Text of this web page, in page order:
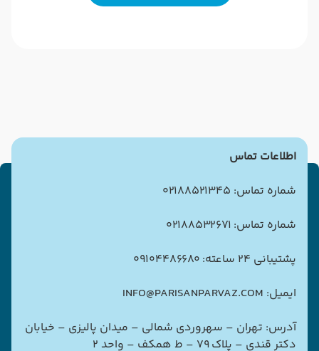
اطلاعات تماس
شماره تماس: 02188521345
شماره تماس: 02188532671
پشتیبانی 24 ساعته: 09104486680
ایمیل: INFO@PARISANPARVAZ.COM
آدرس: تهران – سهروردی شمالی – میدان پالیزی – خیابان
دکتر قندی – پلاک ۷۹ – ط همکف – واحد ۲